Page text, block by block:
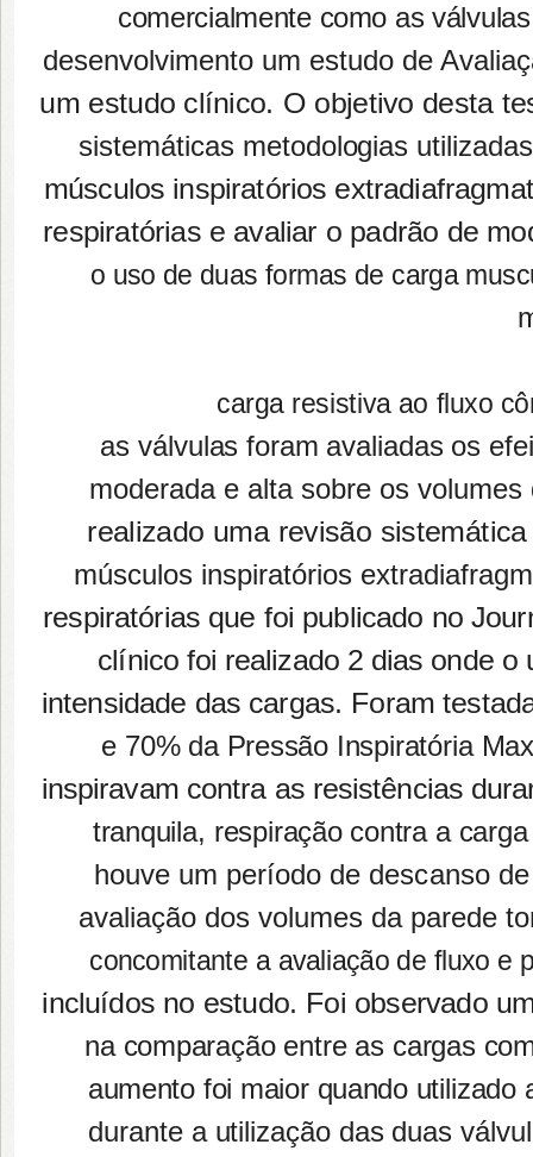
comercialmente como as
desenvolvimento um estudo de
um estudo clínico. O objetivo desta
sistemáticas metodologias
músculos inspiratórios
respiratórias e avaliar o padrão de
o uso de duas formas de carga
carga resistiva ao fluxo
as válvulas foram avaliadas os
moderada e alta sobre os
realizado uma revisão
músculos inspiratórios
respiratórias que foi publicado no
clínico foi realizado 2 dias onde
intensidade das cargas. Foram
e 70% da Pressão Inspiratória
inspiravam contra as resistências
tranquila, respiração contra a
houve um período de descanso
avaliação dos volumes da parede
concomitante a avaliação de fluxo e
incluídos no estudo. Foi observado
na comparação entre as cargas
aumento foi maior quando
durante a utilização das duas